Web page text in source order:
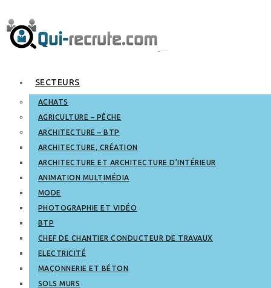
SECTEURS
ACHATS
AGRICULTURE – PÊCHE
ARCHITECTURE – BTP
ARCHITECTURE, CRÉATION
ARCHITECTURE ET ARCHITECTURE D’INTÉRIEUR
ANIMATION MULTIMÉDIA
MODE
PHOTOGRAPHIE ET VIDÉO
BTP
CHEF DE CHANTIER CONDUCTEUR DE TRAVAUX
ELECTRICITÉ
MAÇONNERIE ET BÉTON
SOLS MURS